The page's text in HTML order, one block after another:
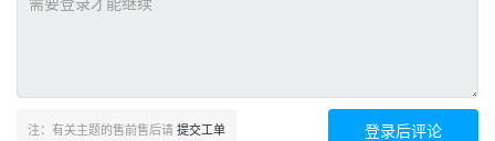
登录后评论
注：有关主题的售前售后请 提交工单